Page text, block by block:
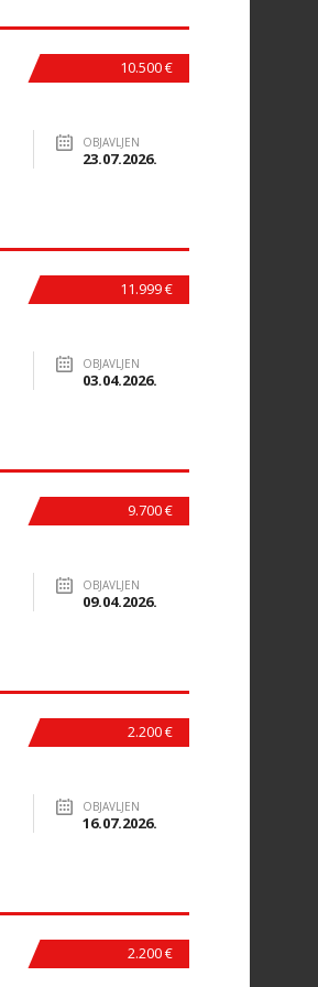
10.500 €
OBJAVLJEN
23.07.2026.
11.999 €
OBJAVLJEN
03.04.2026.
9.700 €
OBJAVLJEN
09.04.2026.
2.200 €
OBJAVLJEN
16.07.2026.
2.200 €